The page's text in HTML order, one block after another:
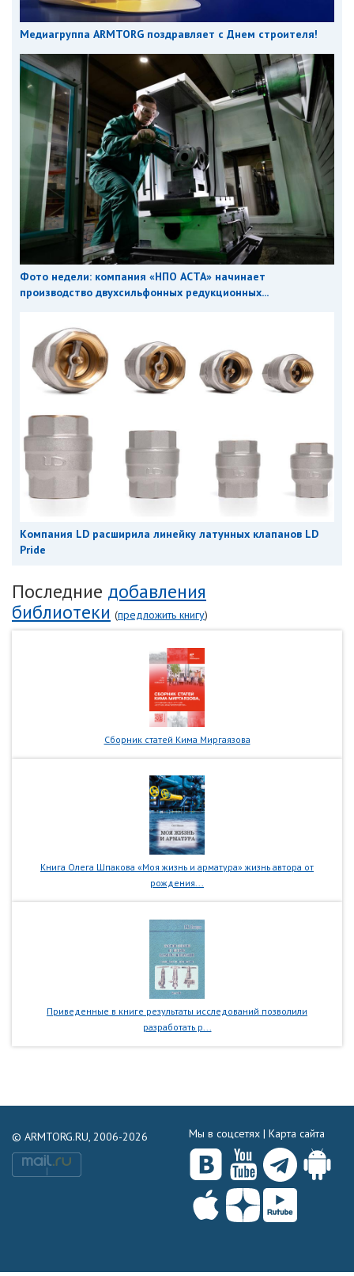
Медиагруппа ARMTORG поздравляет с Днем строителя!
Фото недели: компания «НПО АСТА» начинает
производство двухсильфонных редукционных...
Компания LD расширила линейку латунных клапанов LD
Pride
Последние добавления
библиотеки (предложить книгу)
Сборник статей Кима Миргаязова
Книга Олега Шпакова «Моя жизнь и арматура» жизнь автора от
рождения...
Приведенные в книге результаты исследований позволили
разработать р...
© ARMTORG.RU, 2006-2026 Мы в соцсетях | Карта сайта